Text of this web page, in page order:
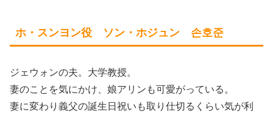
ホ・スンヨン役 ソン・ホジュン 손호준
ジェウォンの夫。大学教授。
妻のことを気にかけ、娘アリンも可愛がっている。
妻に変わり義父の誕生日祝いも取り仕切るくらい気が利